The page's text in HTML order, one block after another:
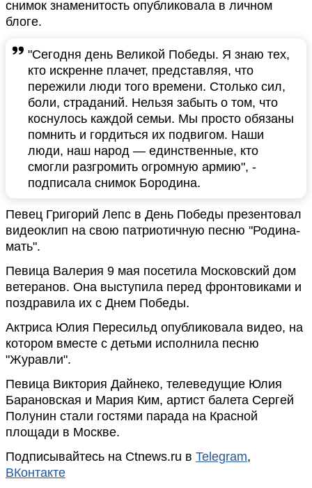
снимок знаменитость опубликовала в личном
блоге.
"Сегодня день Великой Победы. Я знаю тех,
кто искренне плачет, представляя, что
пережили люди того времени. Столько сил,
боли, страданий. Нельзя забыть о том, что
коснулось каждой семьи. Мы просто обязаны
помнить и гордиться их подвигом. Наши
люди, наш народ — единственные, кто
смогли разгромить огромную армию", -
подписала снимок Бородина.
Певец Григорий Лепс в День Победы презентовал
видеоклип на свою патриотичную песню "Родина-
мать".
Певица Валерия 9 мая посетила Московский дом
ветеранов. Она выступила перед фронтовиками и
поздравила их с Днем Победы.
Актриса Юлия Пересильд опубликовала видео, на
котором вместе с детьми исполнила песню
"Журавли".
Певица Виктория Дайнеко, телеведущие Юлия
Барановская и Мария Ким, артист балета Сергей
Полунин стали гостями парада на Красной
площади в Москве.
Подписывайтесь на Ctnews.ru в Telegram,
ВКонтакте